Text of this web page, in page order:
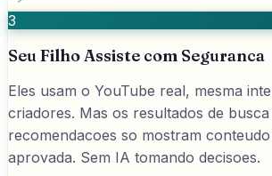
3
Seu Filho Assiste com Seguranca
Eles usam o YouTube real, mesma
criadores. Mas os resultados de busca
recomendacoes so mostram
aprovada. Sem IA tomando decisoes.